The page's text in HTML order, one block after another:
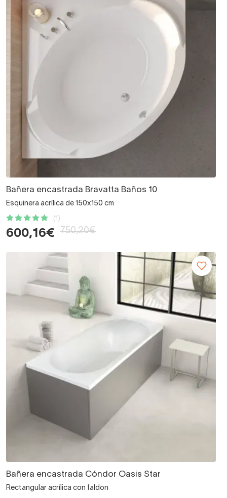
Bañera encastrada Bravatta Baños 10
Esquinera acrílica de 150x150 cm
(1)
600,16€ 750,20€
Bañera encastrada Cóndor Oasis Star
Rectangular acrílica con faldon